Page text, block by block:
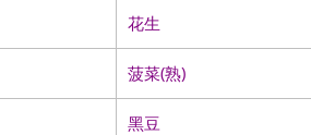
花生
菠菜(熟)
黑豆